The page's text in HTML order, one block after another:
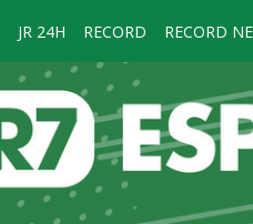
JR 24H RECORD RECORD